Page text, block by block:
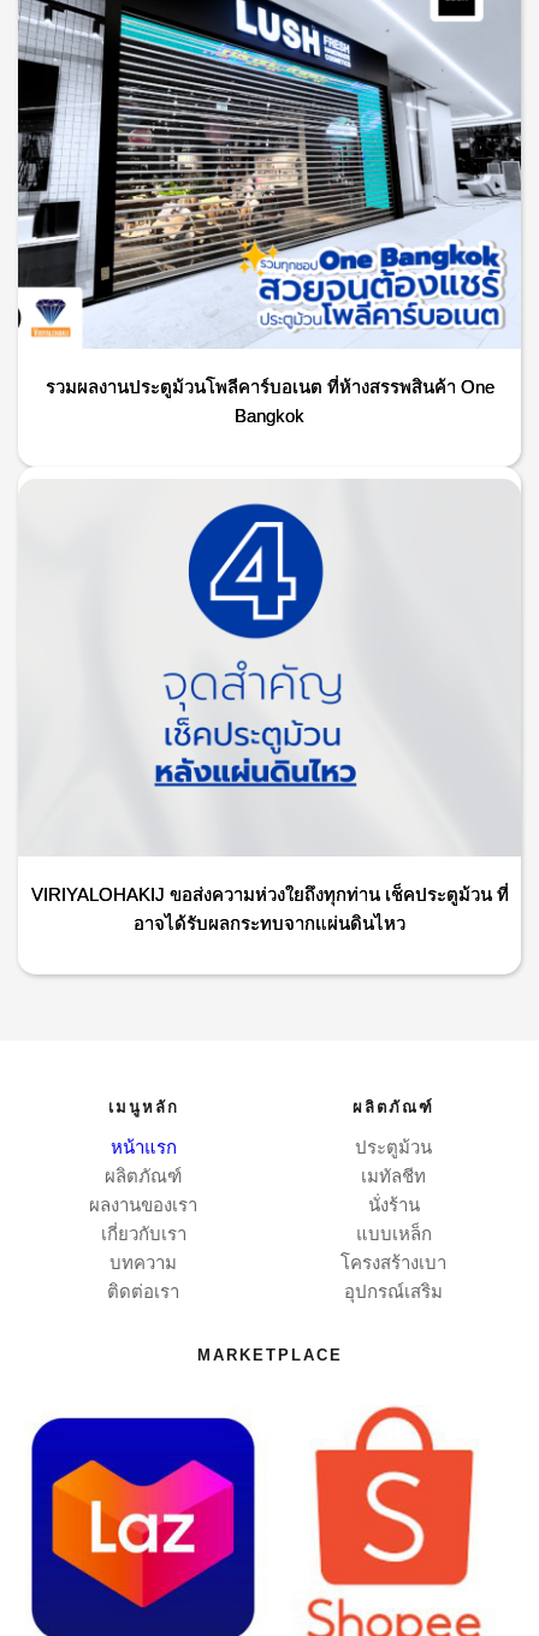
รวมผลงานประตูม้วนโพลีคาร์บอเนต ที่ห้างสรรพสินค้า One
Bangkok
VIRIYALOHAKIJ ขอส่งความห่วงใยถึงทุกท่าน เช็คประตูม้วน ที่
อาจได้รับผลกระทบจากแผ่นดินไหว
เมนูหลัก
หน้าแรก
ผลิตภัณฑ์
ผลงานของเรา
เกี่ยวกับเรา
บทความ
ติดต่อเรา
ผลิตภัณฑ์
ประตูม้วน
เมทัลชีท
นั่งร้าน
แบบเหล็ก
โครงสร้างเบา
อุปกรณ์เสริม
MARKETPLACE